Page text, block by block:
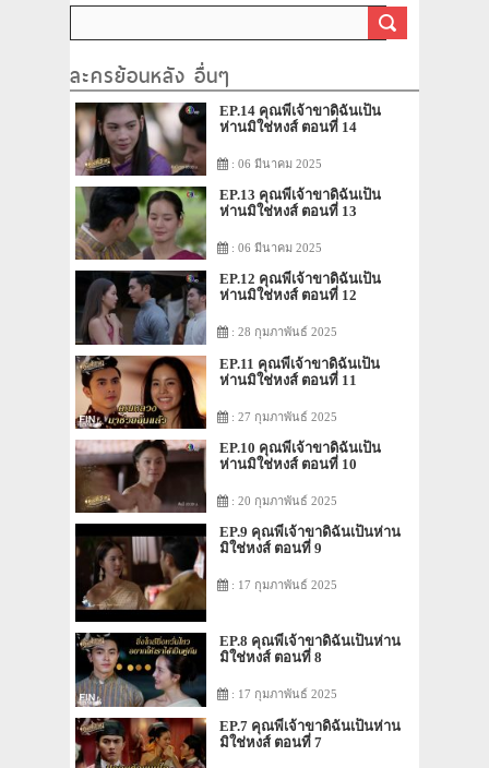
ละครย้อนหลัง อื่นๆ
EP.14 คุณพี่เจ้าขาดิฉันเป็น
ห่านมิใช่หงส์ ตอนที่ 14
: 06 มีนาคม 2025
EP.13 คุณพี่เจ้าขาดิฉันเป็น
ห่านมิใช่หงส์ ตอนที่ 13
: 06 มีนาคม 2025
EP.12 คุณพี่เจ้าขาดิฉันเป็น
ห่านมิใช่หงส์ ตอนที่ 12
: 28 กุมภาพันธ์ 2025
EP.11 คุณพี่เจ้าขาดิฉันเป็น
ห่านมิใช่หงส์ ตอนที่ 11
: 27 กุมภาพันธ์ 2025
EP.10 คุณพี่เจ้าขาดิฉันเป็น
ห่านมิใช่หงส์ ตอนที่ 10
: 20 กุมภาพันธ์ 2025
EP.9 คุณพี่เจ้าขาดิฉันเป็นห่าน
มิใช่หงส์ ตอนที่ 9
: 17 กุมภาพันธ์ 2025
EP.8 คุณพี่เจ้าขาดิฉันเป็นห่าน
มิใช่หงส์ ตอนที่ 8
: 17 กุมภาพันธ์ 2025
EP.7 คุณพี่เจ้าขาดิฉันเป็นห่าน
มิใช่หงส์ ตอนที่ 7